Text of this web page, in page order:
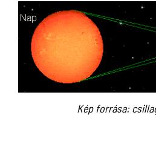
Kép forrása: